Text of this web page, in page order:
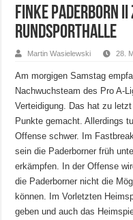
Finke Paderborn II
Rundsporthalle
Martin Wasielewski 28.
Am morgigen Samstag
Nachwuchsteam des Pro A-
Verteidigung. Das hat zu
Punkte gemacht. Allerdings
Offense schwer. Im
sein die Paderborner früh
erkämpfen. In der Offense
die Paderborner nicht die
können. Im Vorletzten
geben und auch das